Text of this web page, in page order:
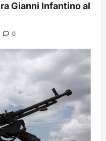
Gianni Infantino al
0